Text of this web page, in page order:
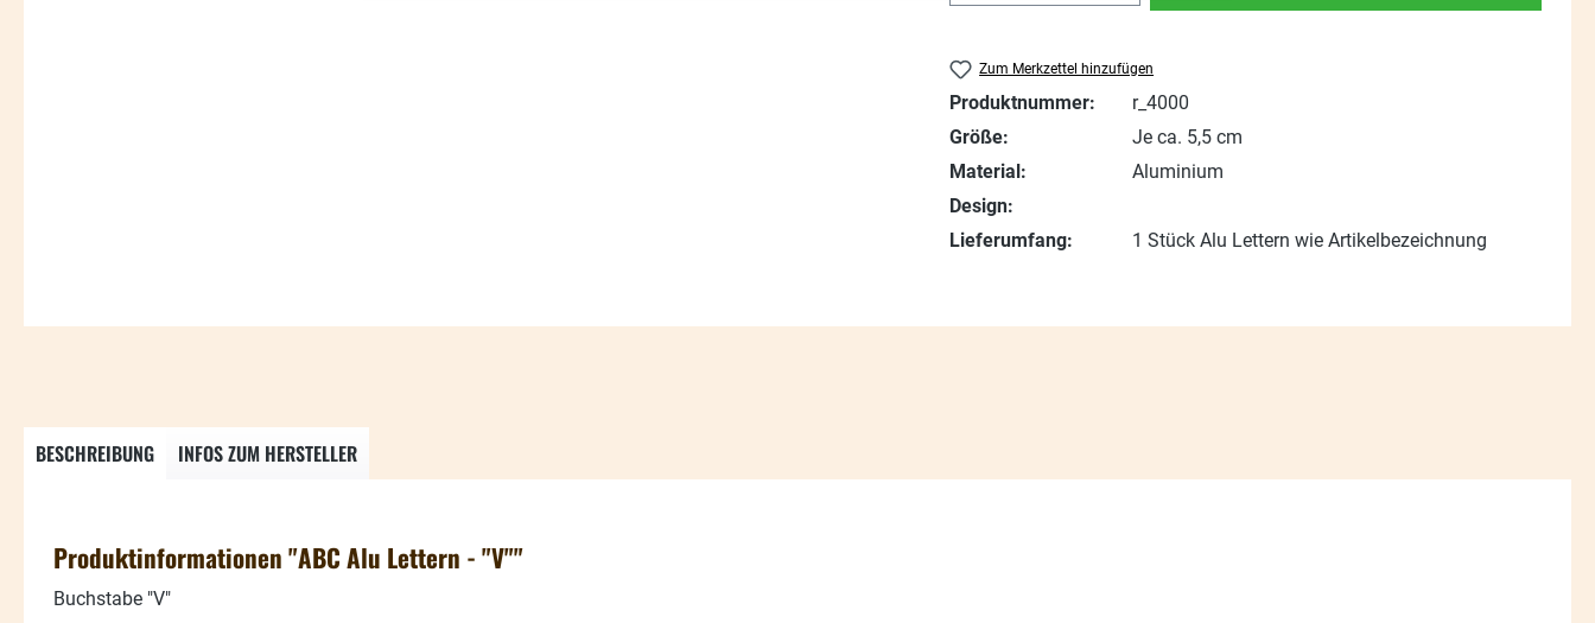
Zum Merkzettel hinzufügen
Produktnummer:
r_4000
Größe:
Je ca. 5,5 cm
Material:
Aluminium
Design:
Lieferumfang:
1 Stück Alu Lettern wie Artikelbezeichnung
BESCHREIBUNG INFOS ZUM HERSTELLER
Produktinformationen "ABC Alu Lettern - "V""
Buchstabe "V"